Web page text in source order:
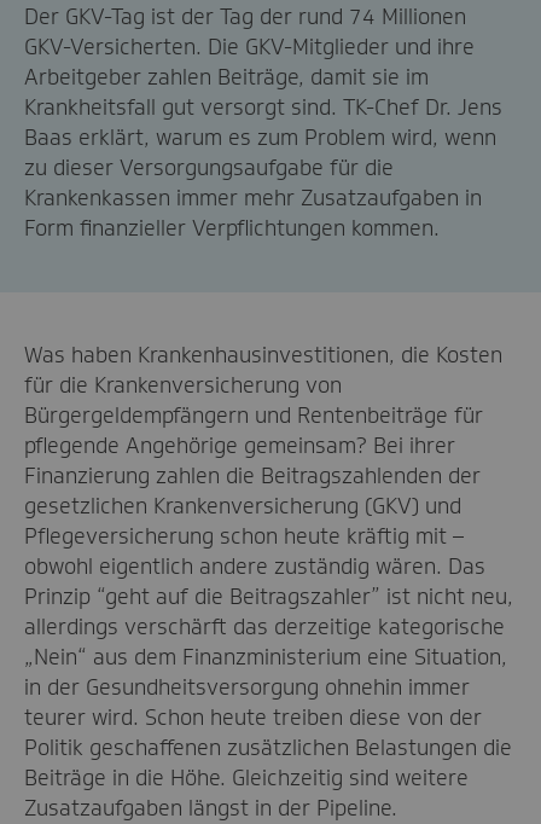
Der GKV-Tag ist der Tag der rund 74 Millionen
GKV-Versicherten. Die GKV-Mitglieder und ihre
Arbeitgeber zahlen Beiträge, damit sie im
Krankheitsfall gut versorgt sind. TK-Chef Dr. Jens
Baas erklärt, warum es zum Problem wird, wenn
zu dieser Versorgungsaufgabe für die
Krankenkassen immer mehr Zusatzaufgaben in
Form finanzieller Verpflichtungen kommen.
Was haben Krankenhausinvestitionen, die Kosten
für die Krankenversicherung von
Bürgergeldempfängern und Rentenbeiträge für
pflegende Angehörige gemeinsam? Bei ihrer
Finanzierung zahlen die Beitragszahlenden der
gesetzlichen Krankenversicherung (GKV) und
Pflegeversicherung schon heute kräftig mit –
obwohl eigentlich andere zuständig wären. Das
Prinzip “geht auf die Beitragszahler” ist nicht neu,
allerdings verschärft das derzeitige kategorische
„Nein“ aus dem Finanzministerium eine Situation,
in der Gesundheitsversorgung ohnehin immer
teurer wird. Schon heute treiben diese von der
Politik geschaffenen zusätzlichen Belastungen die
Beiträge in die Höhe. Gleichzeitig sind weitere
Zusatzaufgaben längst in der Pipeline.